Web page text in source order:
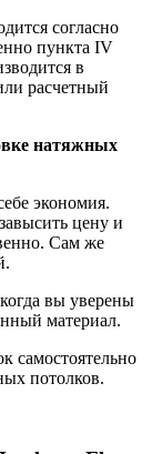
согласно
пункта IV
в
расчетный
натяжных
экономия.
цену и
Сам же
вы уверены
материал.
самостоятельно
потолков.